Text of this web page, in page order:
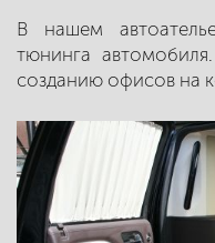
В нашем
тюнинга
созданию офисов на